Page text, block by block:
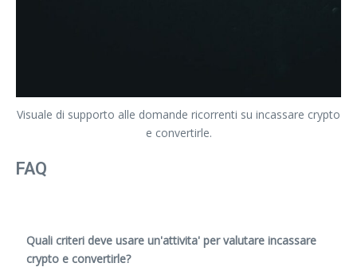
Visuale di supporto alle domande ricorrenti su incassare crypto
e convertirle.
FAQ
Quali criteri deve usare un'attivita' per valutare incassare
crypto e convertirle?